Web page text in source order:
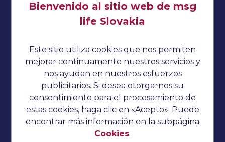
Impresionante
Cookies
Sin categorizar
Preguntas de la entrevista
Tutorial del pepino
Pruebas de rendimiento
Bienvenido al sitio web de msg
life Slovakia
Este sitio utiliza cookies que nos permiten
mejorar continuamente nuestros servicios y
nos ayudan en nuestros esfuerzos
publicitarios. Si desea otorgarnos su
consentimiento para el procesamiento de
estas cookies, haga clic en «Acepto». Puede
encontrar más información en la subpágina
Cookies.